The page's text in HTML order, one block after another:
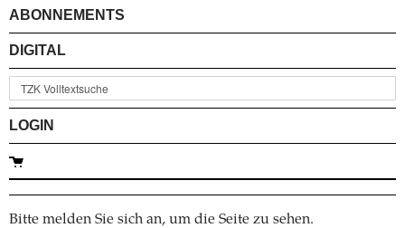
ABONNEMENTS
DIGITAL
LOGIN
Bitte melden Sie sich an, um die Seite zu sehen.